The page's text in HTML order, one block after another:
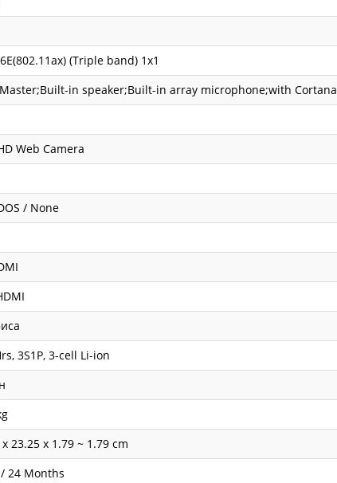
(Triple band) 1x1
in speaker;Built-in array microphone;with
Web Camera
/ None
3S1P, 3-cell Li-ion
23.25 x 1.79 ~ 1.79 cm
24 Months